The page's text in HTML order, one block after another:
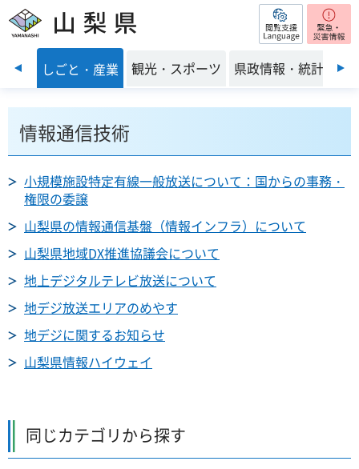
山梨県 閲覧支援
前のスライドを表示
境 しごと・産業 観光・スポーツ 県政情報・統計
情報通信技術
小規模施設特定有線一般放送について：国からの事務・
権限の委譲
山梨県の情報通信基盤（情報インフラ）について
山梨県地域DX推進協議会について
地上デジタルテレビ放送について
地デジ放送エリアのめやす
地デジに関するお知らせ
山梨県情報ハイウェイ
同じカテゴリから探す